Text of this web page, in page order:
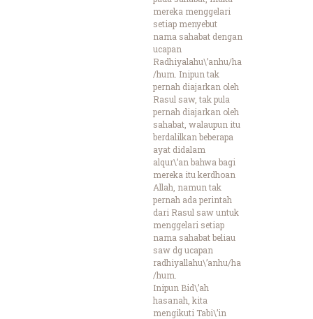
mereka menggelari
setiap menyebut
nama sahabat dengan
ucapan
Radhiyalahu\’anhu/ha
/hum. Inipun tak
pernah diajarkan oleh
Rasul saw, tak pula
pernah diajarkan oleh
sahabat, walaupun itu
berdalilkan beberapa
ayat didalam
alqur\’an bahwa bagi
mereka itu kerdhoan
Allah, namun tak
pernah ada perintah
dari Rasul saw untuk
menggelari setiap
nama sahabat beliau
saw dg ucapan
radhiyallahu\’anhu/ha
/hum.
Inipun Bid\’ah
hasanah, kita
mengikuti Tabi\’in